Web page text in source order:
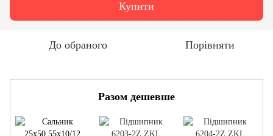
Купити
До обраного Порівняти
Разом дешевше